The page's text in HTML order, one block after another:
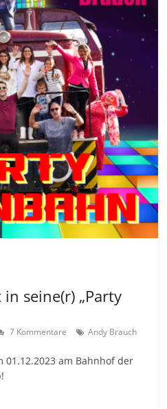
seine(r) „Party
7 Kommentare Andy Brauch
am Bahnhof der